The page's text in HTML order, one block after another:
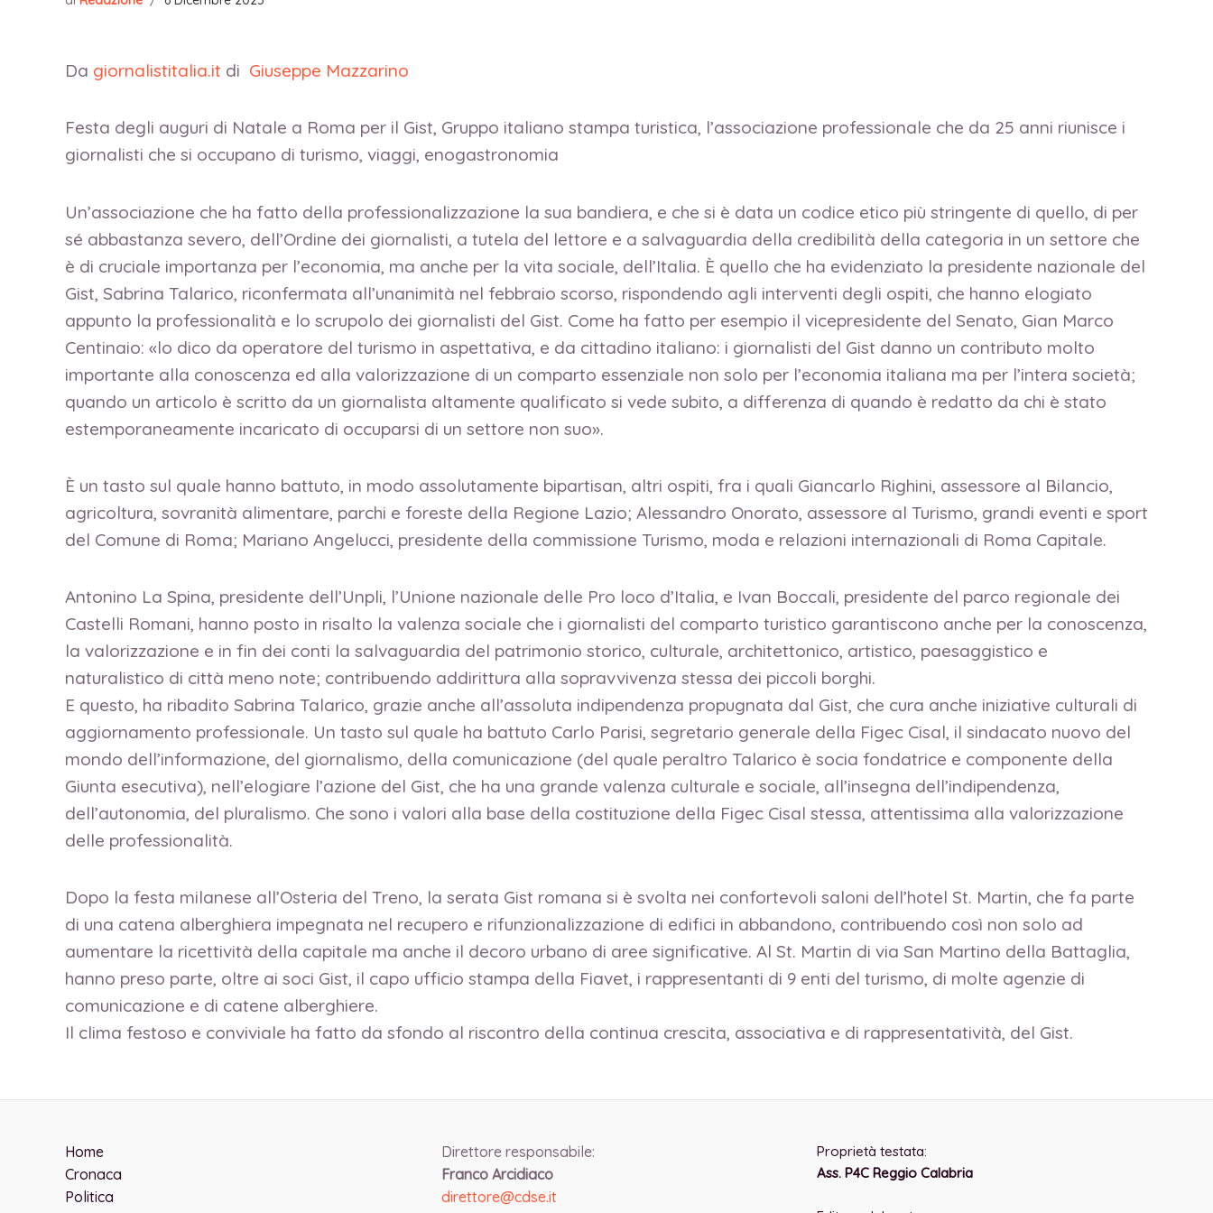
Da giornalistitalia.it di Giuseppe Mazzarino
Festa degli auguri di Natale a Roma per il Gist, Gruppo italiano stampa turistica, l’associazione professionale che da 25 anni riunisce i
giornalisti che si occupano di turismo, viaggi, enogastronomia
Un’associazione che ha fatto della professionalizzazione la sua bandiera, e che si è data un codice etico più stringente di quello, di per
sé abbastanza severo, dell’Ordine dei giornalisti, a tutela del lettore e a salvaguardia della credibilità della categoria in un settore che
è di cruciale importanza per l’economia, ma anche per la vita sociale, dell’Italia. È quello che ha evidenziato la presidente nazionale del
Gist, Sabrina Talarico, riconfermata all’unanimità nel febbraio scorso, rispondendo agli interventi degli ospiti, che hanno elogiato
appunto la professionalità e lo scrupolo dei giornalisti del Gist. Come ha fatto per esempio il vicepresidente del Senato, Gian Marco
Centinaio: «lo dico da operatore del turismo in aspettativa, e da cittadino italiano: i giornalisti del Gist danno un contributo molto
importante alla conoscenza ed alla valorizzazione di un comparto essenziale non solo per l’economia italiana ma per l’intera società;
quando un articolo è scritto da un giornalista altamente qualificato si vede subito, a differenza di quando è redatto da chi è stato
estemporaneamente incaricato di occuparsi di un settore non suo».
È un tasto sul quale hanno battuto, in modo assolutamente bipartisan, altri ospiti, fra i quali Giancarlo Righini, assessore al Bilancio,
agricoltura, sovranità alimentare, parchi e foreste della Regione Lazio; Alessandro Onorato, assessore al Turismo, grandi eventi e sport
del Comune di Roma; Mariano Angelucci, presidente della commissione Turismo, moda e relazioni internazionali di Roma Capitale.
Antonino La Spina, presidente dell’Unpli, l’Unione nazionale delle Pro loco d’Italia, e Ivan Boccali, presidente del parco regionale dei
Castelli Romani, hanno posto in risalto la valenza sociale che i giornalisti del comparto turistico garantiscono anche per la conoscenza,
la valorizzazione e in fin dei conti la salvaguardia del patrimonio storico, culturale, architettonico, artistico, paesaggistico e
naturalistico di città meno note; contribuendo addirittura alla sopravvivenza stessa dei piccoli borghi.
E questo, ha ribadito Sabrina Talarico, grazie anche all’assoluta indipendenza propugnata dal Gist, che cura anche iniziative culturali di
aggiornamento professionale. Un tasto sul quale ha battuto Carlo Parisi, segretario generale della Figec Cisal, il sindacato nuovo del
mondo dell’informazione, del giornalismo, della comunicazione (del quale peraltro Talarico è socia fondatrice e componente della
Giunta esecutiva), nell’elogiare l’azione del Gist, che ha una grande valenza culturale e sociale, all’insegna dell’indipendenza,
dell’autonomia, del pluralismo. Che sono i valori alla base della costituzione della Figec Cisal stessa, attentissima alla valorizzazione
delle professionalità.
Dopo la festa milanese all’Osteria del Treno, la serata Gist romana si è svolta nei confortevoli saloni dell’hotel St. Martin, che fa parte
di una catena alberghiera impegnata nel recupero e rifunzionalizzazione di edifici in abbandono, contribuendo così non solo ad
aumentare la ricettività della capitale ma anche il decoro urbano di aree significative. Al St. Martin di via San Martino della Battaglia,
hanno preso parte, oltre ai soci Gist, il capo ufficio stampa della Fiavet, i rappresentanti di 9 enti del turismo, di molte agenzie di
comunicazione e di catene alberghiere.
Il clima festoso e conviviale ha fatto da sfondo al riscontro della continua crescita, associativa e di rappresentatività, del Gist.
Home
Cronaca
Politica
Direttore responsabile:
Franco Arcidiaco
direttore@cdse.it
Proprietà testata:
Ass. P4C Reggio Calabria